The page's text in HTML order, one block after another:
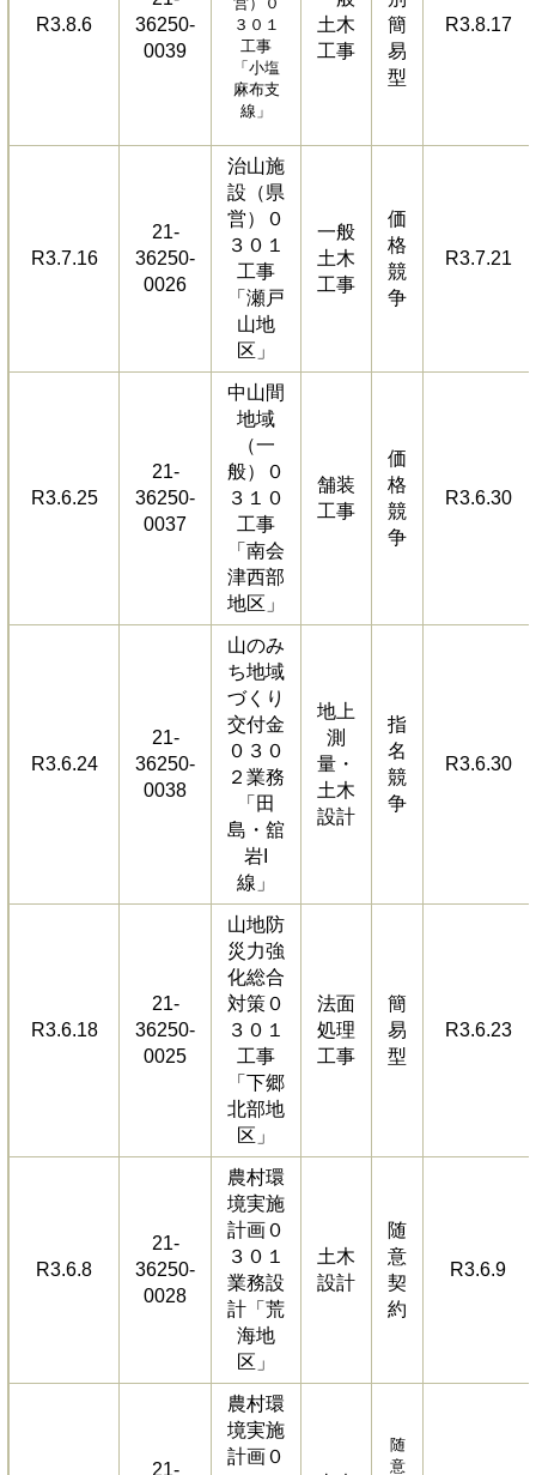
R3.8.6
36250-
0039
３０１
工事
「小塩
麻布支
線」
土木
工事
簡
易
型
R3.8.17
R3.7.16
21-
36250-
0026
治山施
設（県
営）０
３０１
工事
「瀬戸
山地
区」
一般
土木
工事
価
格
競
争
R3.7.21
R3.6.25
21-
36250-
0037
中山間
地域
（一
般）０
３１０
工事
「南会
津西部
地区」
舗装
工事
価
格
競
争
R3.6.30
R3.6.24
21-
36250-
0038
山のみ
ち地域
づくり
交付金
０３０
２業務
「田
島・舘
岩I
線」
地上
測
量・
土木
設計
指
名
競
争
R3.6.30
R3.6.18
21-
36250-
0025
山地防
災力強
化総合
対策０
３０１
工事
「下郷
北部地
区」
法面
処理
工事
簡
易
型
R3.6.23
R3.6.8
21-
36250-
0028
農村環
境実施
計画０
３０１
業務設
計「荒
海地
区」
土木
設計
随
意
契
約
R3.6.9
21-
農村環
境実施
計画０
随
意